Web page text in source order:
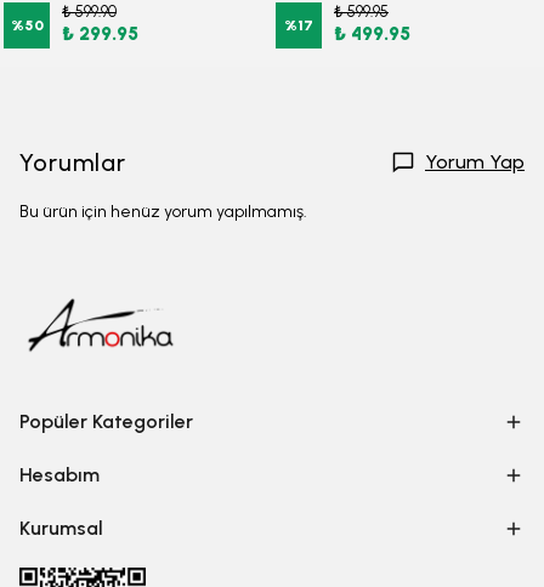
%50
₺ 599.90
₺ 299.95 %17
₺ 599.95
₺ 499.95
Yorumlar Yorum Yap
Bu ürün için henüz yorum yapılmamış.
Popüler Kategoriler
Hesabım
Kurumsal